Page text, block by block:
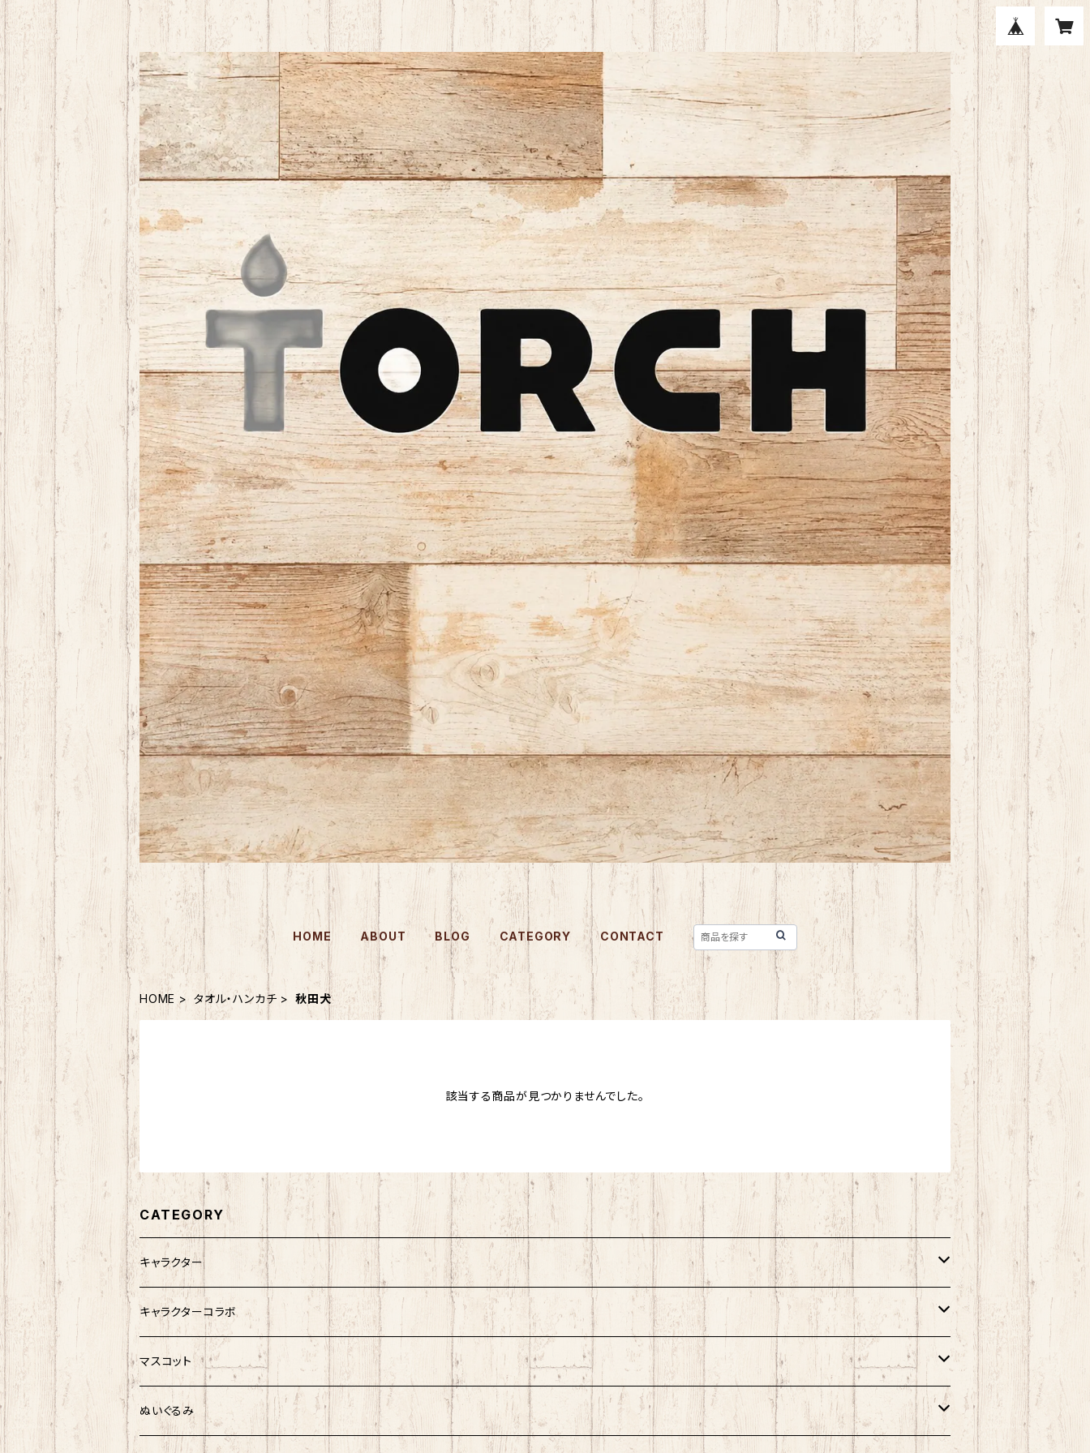
HOME ABOUT BLOG CATEGORY CONTACT
HOME タオル・ハンカチ 秋田犬
該当する商品が見つかりませんでした。
CATEGORY
キャラクター
サンリオキャラクター
キティ
シナモロール
クロミ
ネコムネandシバ
モケケ
キャラクターコラボ
サンリオ×おえかきさん
新幹線×ご当地ベア
マスコット
ゆきお
ぬいぐるみ